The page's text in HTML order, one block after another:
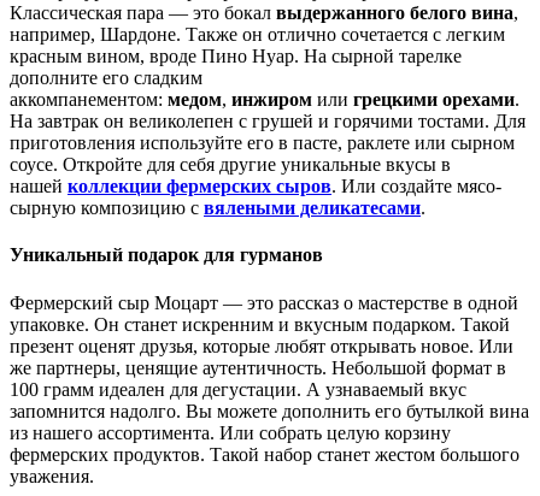
Классическая пара — это бокал выдержанного белого вина,
например, Шардоне. Также он отлично сочетается с легким
красным вином, вроде Пино Нуар. На сырной тарелке
дополните его сладким
аккомпанементом: медом, инжиром или грецкими орехами.
На завтрак он великолепен с грушей и горячими тостами. Для
приготовления используйте его в пасте, раклете или сырном
соусе. Откройте для себя другие уникальные вкусы в
нашей коллекции фермерских сыров. Или создайте мясо-
сырную композицию с вялеными деликатесами.
Уникальный подарок для гурманов
Фермерский сыр Моцарт — это рассказ о мастерстве в одной
упаковке. Он станет искренним и вкусным подарком. Такой
презент оценят друзья, которые любят открывать новое. Или
же партнеры, ценящие аутентичность. Небольшой формат в
100 грамм идеален для дегустации. А узнаваемый вкус
запомнится надолго. Вы можете дополнить его бутылкой вина
из нашего ассортимента. Или собрать целую корзину
фермерских продуктов. Такой набор станет жестом большого
уважения.